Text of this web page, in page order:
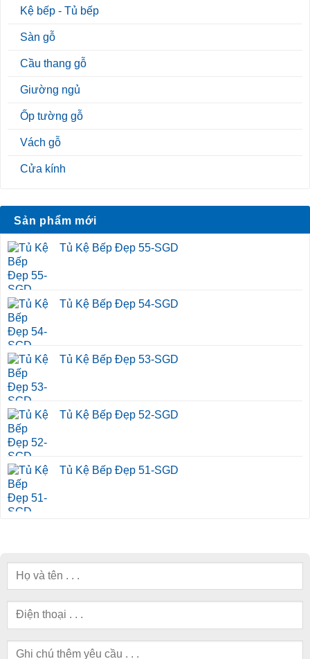
Kệ bếp - Tủ bếp
Sàn gỗ
Cầu thang gỗ
Giường ngủ
Ốp tường gỗ
Vách gỗ
Cửa kính
Sản phẩm mới
Tủ Kệ Bếp Đẹp 55-SGD
Tủ Kệ Bếp Đẹp 54-SGD
Tủ Kệ Bếp Đẹp 53-SGD
Tủ Kệ Bếp Đẹp 52-SGD
Tủ Kệ Bếp Đẹp 51-SGD